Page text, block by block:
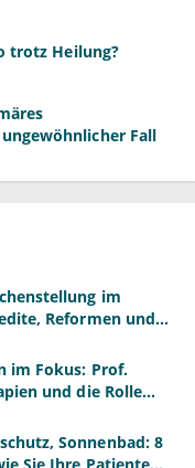
trotz Heilung?
Fall
im
Reformen und
im Fokus: Prof.
und die Rolle
Sonnenbad: 8